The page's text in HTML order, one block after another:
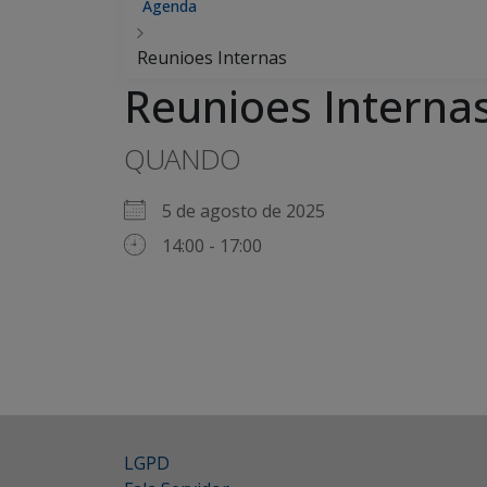
Agenda
Reunioes Internas
Reunioes
QUANDO
5 de agosto de 2025
14:00 - 17:00
LGPD